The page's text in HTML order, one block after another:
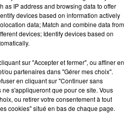
vitres tombent de la tour
: des désaccords
en Gironde : encore
semaines avant
as IP address and browsing data to offer
devices based on information actively
data; Match and combine data from
devices; Identify devices based on
sur "Accepter et fermer", ou affiner en
ou partenaires dans "Gérer mes choix".
en cliquant sur "Continuer sans
ne s'appliqueront que pour ce site. Vous
ou retirer votre consentement à tout
cookies" situé en bas de chaque page.